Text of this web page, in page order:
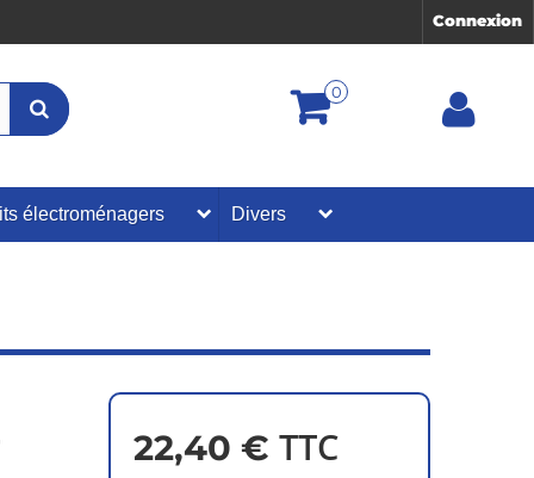
Connexion
0
électroménagers Divers
22,40 € TTC